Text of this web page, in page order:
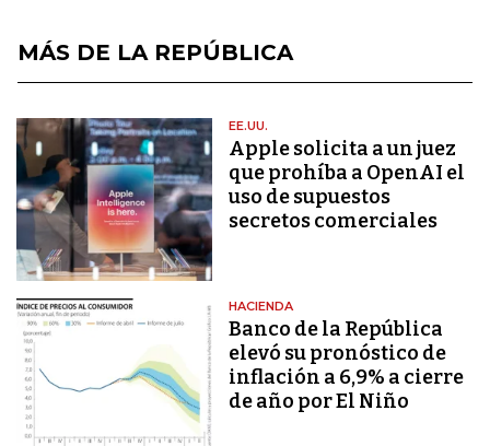
MÁS DE LA REPÚBLICA
EE.UU.
Apple solicita a un juez
que prohíba a OpenAI el
uso de supuestos
secretos comerciales
HACIENDA
Banco de la República
elevó su pronóstico de
inflación a 6,9% a cierre
de año por El Niño